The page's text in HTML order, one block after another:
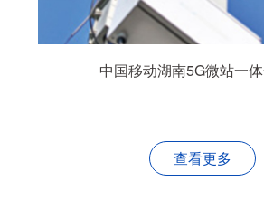
中国移动湖南5G微站一
查看更多